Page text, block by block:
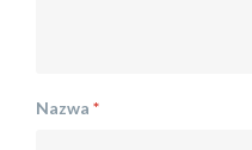
Nazwa *